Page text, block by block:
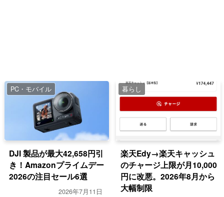
る方法（Win・Mac・Linux）
【Windows】初期セットアップ画面で安全に電源を
切る方法（シャットダウンする方法）
伸縮自在！くるくる充電ケーブルの内部構造と修理
USBデバイスの「ベンダーID」「プロダクトID」を
調べる方法【VID・PID】
PC・モバイル
DJI 製品が最大42,658円引
き！Amazonプライムデー
2026の注目セール6選
2026年7月11日
暮らし
楽天Edy→楽天キャッシュ
のチャージ上限が月10,000
円に改悪。2026年8月から
大幅制限